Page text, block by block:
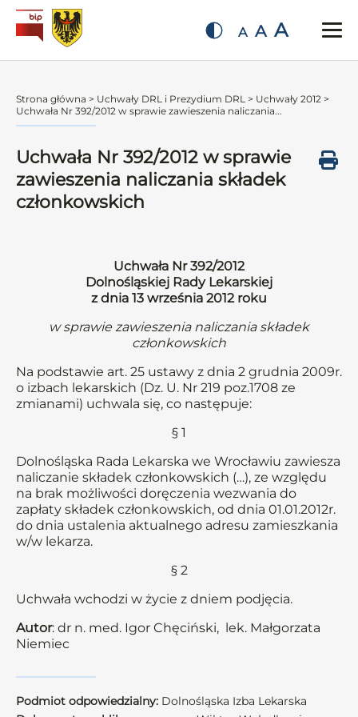
A A A
Strona główna > Uchwały DRL i Prezydium DRL > Uchwały 2012 >
Uchwała Nr 392/2012 w sprawie zawieszenia naliczania...
Uchwała Nr 392/2012 w sprawie
zawieszenia naliczania składek
członkowskich
Uchwała Nr 392/2012
Dolnośląskiej Rady Lekarskiej
z dnia 13 września 2012 roku
w sprawie zawieszenia naliczania składek
członkowskich
Na podstawie art. 25 ustawy z dnia 2 grudnia 2009r.
o izbach lekarskich (Dz. U. Nr 219 poz.1708 ze
zmianami) uchwala się, co następuje:
§ 1
Dolnośląska Rada Lekarska we Wrocławiu zawiesza
naliczanie składek członkowskich (…), ze względu
na brak możliwości doręczenia wezwania do
zapłaty składek członkowskich, od dnia 01.01.2012r.
do dnia ustalenia aktualnego adresu zamieszkania
w/w lekarza.
§ 2
Uchwała wchodzi w życie z dniem podjęcia.
Autor: dr n. med. Igor Chęciński, lek. Małgorzata
Niemiec
Podmiot odpowiedzialny: Dolnośląska Izba Lekarska